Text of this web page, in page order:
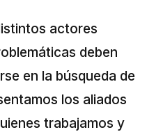
actores
deben
en la búsqueda de
los aliados
trabajamos y